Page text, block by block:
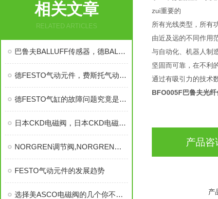
相关文章
RELATED ARTICLES
巴鲁夫BALLUFF传感器，德BALLUFF位移传感器，巴鲁夫位移传感器
德FESTO气动元件，费斯托气动元件，德费斯托气动元件
德FESTO气缸的故障问题究竟是那些原因导致而成
日本CKD电磁阀，日本CKD电磁阀，日本CKD电磁阀，日本CKD电磁阀
NORGREN调节阀,NORGREN电磁阀，NORGREN,NORGREN单向阀
FESTO气动元件的发展趋势
选择美ASCO电磁阀的几个你不得不了解的原则
zui重要的
所有光线类型，所有
由近及远的不同作用
与自动化、机器人制
坚固而可靠，在不利
通过有吸引力的技术
BFO005F巴鲁夫光
产品咨
产